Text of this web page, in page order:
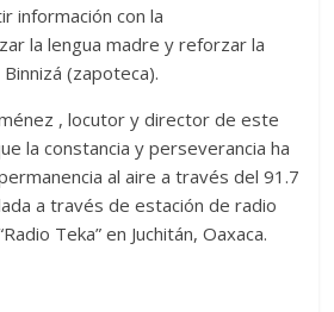
información con la
la lengua madre y reforzar la
(zapoteca).
, locutor y director de este
la constancia y perseverancia ha
al aire a través del 91.7
a través de estación de radio
Teka” en Juchitán, Oaxaca.